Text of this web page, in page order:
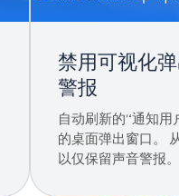
禁用可视化
警报
自动刷新的“通知
的桌面弹出窗口。
以仅保留声音警报。